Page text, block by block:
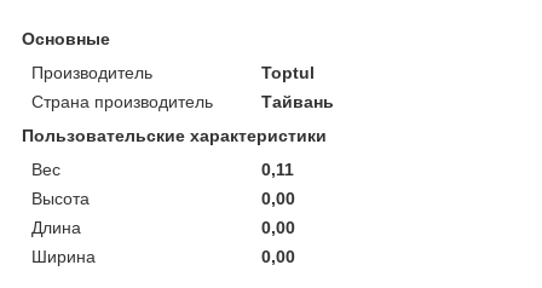
Основные
Производитель
Toptul
Страна производитель
Тайвань
Пользовательские характеристики
Вес
0,11
Высота
0,00
Длина
0,00
Ширина
0,00